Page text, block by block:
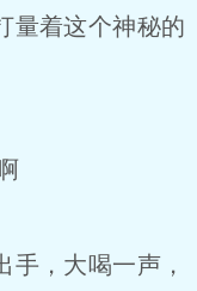
量着这个神秘的
，大喝一声，